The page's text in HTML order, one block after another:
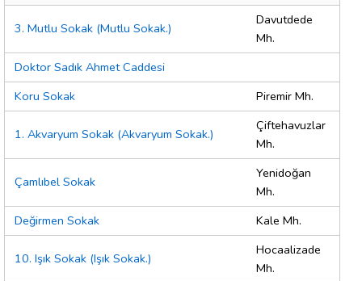
3. Mutlu Sokak (Mutlu Sokak.)
Davutdede
Mh.
Doktor Sadık Ahmet Caddesi
Koru Sokak
Piremir Mh.
1. Akvaryum Sokak (Akvaryum Sokak.)
Çiftehavuzlar
Mh.
Çamlıbel Sokak
Yenidoğan
Mh.
Değirmen Sokak
Kale Mh.
10. Işık Sokak (Işık Sokak.)
Hocaalizade
Mh.